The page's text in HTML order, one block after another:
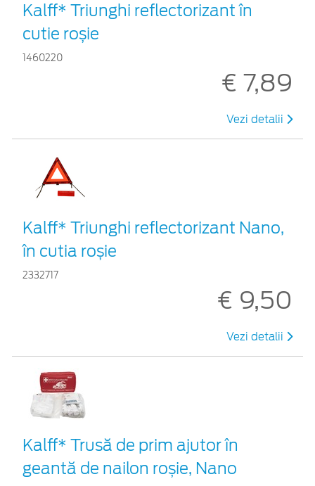
Kalff* Triunghi reflectorizant în
cutie roșie
1460220
€ 7,89
Vezi detalii
Kalff* Triunghi reflectorizant Nano,
în cutia roșie
2332717
€ 9,50
Vezi detalii
Kalff* Trusă de prim ajutor în
geantă de nailon roșie, Nano